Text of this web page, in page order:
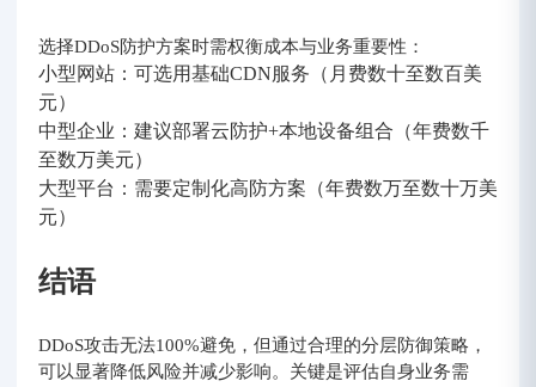
选择DDoS防护方案时需权衡成本与业务重要性：
小型网站：可选用基础CDN服务（月费数十至数百美
元）
中型企业：建议部署云防护+本地设备组合（年费数千
至数万美元）
大型平台：需要定制化高防方案（年费数万至数十万美
元）
结语
DDoS攻击无法100%避免，但通过合理的分层防御策略，
可以显著降低风险并减少影响。关键是评估自身业务需